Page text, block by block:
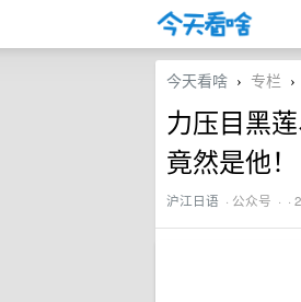
今天看啥 › 专栏 ›
力压目黑
竟然是他！
沪江日语 · 公众号 · ·